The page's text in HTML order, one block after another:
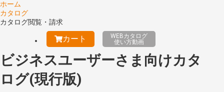
ホーム
カタログ
カタログ閲覧・請求
カート
WEBカタログ
使い方動画
ビジネスユーザーさま向けカタ
ログ(現行版)